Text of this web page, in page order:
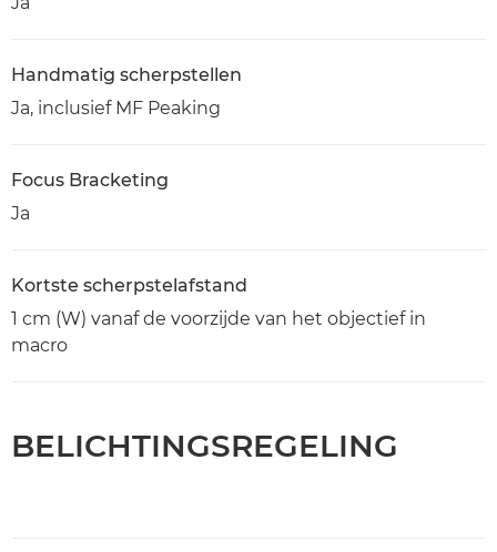
Handmatig scherpstellen
Ja, inclusief MF Peaking
Focus Bracketing
Ja
Kortste scherpstelafstand
1 cm (W) vanaf de voorzijde van het objectief in
macro
BELICHTINGSREGELING